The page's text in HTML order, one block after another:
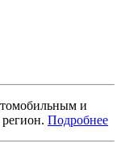
и
Подробнее